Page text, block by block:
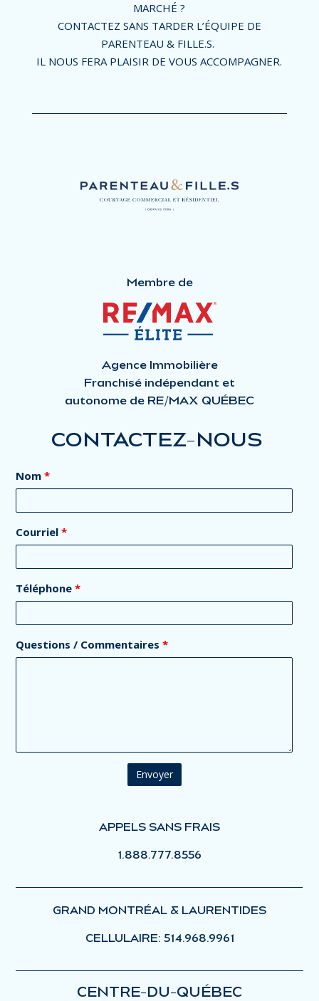
MARCHÉ ?
CONTACTEZ SANS TARDER L’ÉQUIPE DE
PARENTEAU & FILLE.S.
IL NOUS FERA PLAISIR DE VOUS ACCOMPAGNER.
Membre de
Agence Immobilière
Franchisé indépendant et
autonome de RE/MAX QUÉBEC
CONTACTEZ-NOUS
Nom*
Courriel*
Téléphone*
Questions / Commentaires*
APPELS SANS FRAIS
1.888.777.8556
GRAND MONTRÉAL & LAURENTIDES
CELLULAIRE: 514.968.9961
CENTRE-DU-QUÉBEC